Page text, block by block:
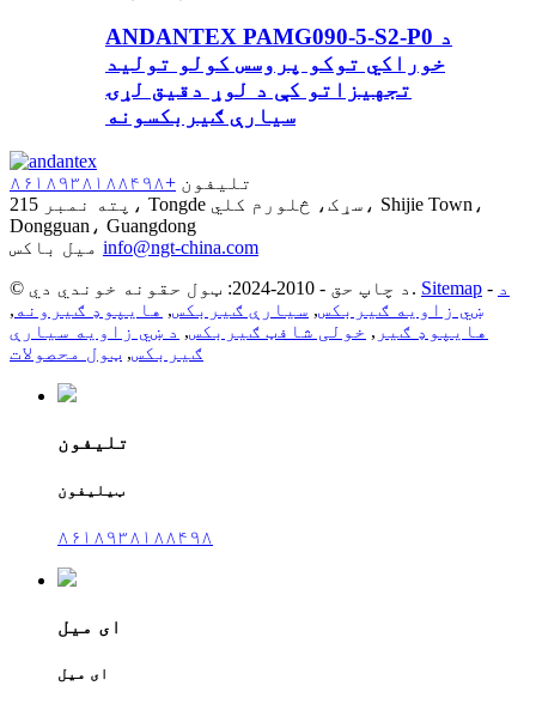
ANDANTEX PAMG090-5-S2-P0 د
خوراکي توکو پروسس کولو تولید
تجهیزاتو کې د لوړ دقیق لړۍ
سیارې ګیربکسونه
تلیفون +۸۶۱۸۹۳۸۱۸۸۴۹۸
پته
نمبر 215، Tongde سړک، څلورم کلي، Shijie Town،
Dongguan، Guangdong
میل باکس info@ngt-china.com
© د چاپ حق - 2010-2024: ټول حقونه خوندي دي. Sitemap - د
ښي زاویه ګیربکس, سیارې ګیربکس, هایپوډ ګیرونه ,
هایپوډ ګیر , خولی شافټ ګیربکس, د ښي زاویه سیارې
ګیربکس, ټول محصولات
تلیفون
ټیلیفون
۸۶۱۸۹۳۸۱۸۸۴۹۸
ای میل
ای میل